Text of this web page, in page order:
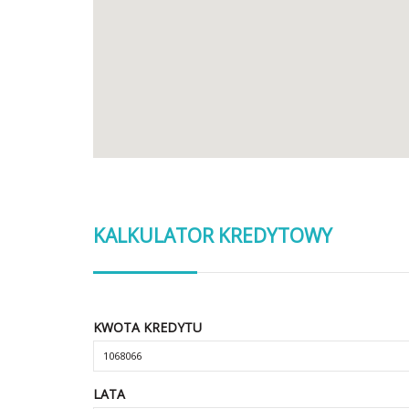
KALKULATOR KREDYTOWY
KWOTA KREDYTU
LATA